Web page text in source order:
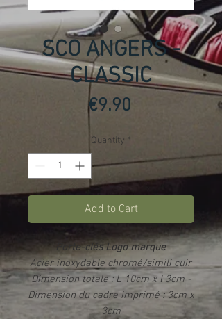
SCO ANGERS -
CLASSIC
€9.90Price
Quantity *
Add to Cart
Porte-clés Logo marque
Acier inoxydable chromé/simili cuir
Dimension totale : L 10cm x l 3cm -
Dimension du cadre imprimé : 3cm x
3cm